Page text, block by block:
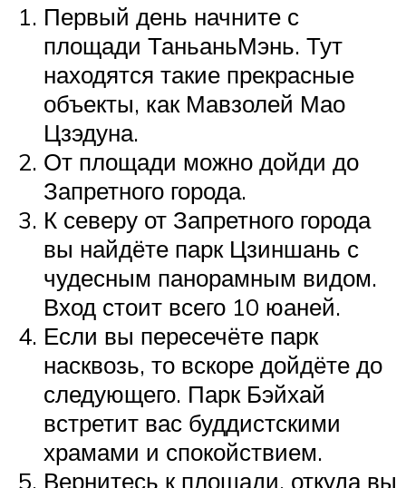
Первый день начните с
площади ТаньаньМэнь. Тут
находятся такие прекрасные
объекты, как Мавзолей Мао
Цзэдуна.
От площади можно дойди до
Запретного города.
К северу от Запретного города
вы найдёте парк Цзиншань с
чудесным панорамным видом.
Вход стоит всего 10 юаней.
Если вы пересечёте парк
насквозь, то вскоре дойдёте до
следующего. Парк Бэйхай
встретит вас буддистскими
храмами и спокойствием.
Вернитесь к площади, откуда вы